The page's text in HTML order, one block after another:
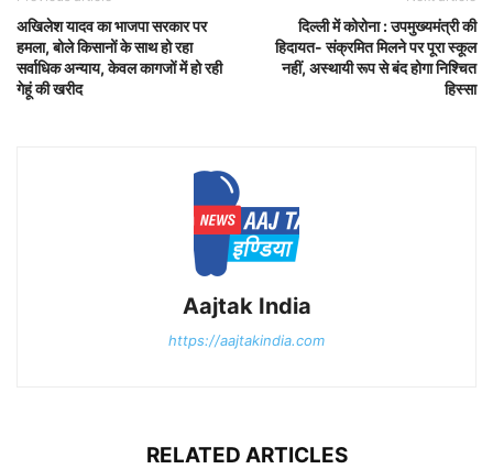
अखिलेश यादव का भाजपा सरकार पर
हमला, बोले किसानों के साथ हो रहा
सर्वाधिक अन्याय, केवल कागजों में हो रही
गेहूं की खरीद
दिल्ली में कोरोना : उपमुख्यमंत्री की
हिदायत- संक्रमित मिलने पर पूरा स्कूल
नहीं, अस्थायी रूप से बंद होगा निश्चित
हिस्सा
Aajtak India
https://aajtakindia.com
RELATED ARTICLES